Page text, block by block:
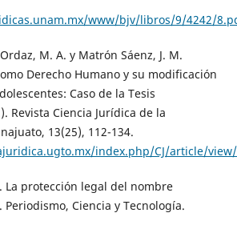
www/bjv/libros/9/4242/
M. A. y Matrón Sáenz, J. M.
Derecho Humano y su modificación
Caso de la Tesis
Revista Ciencia Jurídica de la
13(25), 112-134.
index.php/CJ/article/
La protección legal del nombre
Ciencia y Tecnología.